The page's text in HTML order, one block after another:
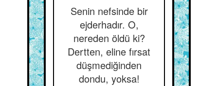
Senin nefsinde bir
ejderhadır. O,
nereden öldü ki?
Dertten, eline fırsat
düşmediğinden
dondu, yoksa!